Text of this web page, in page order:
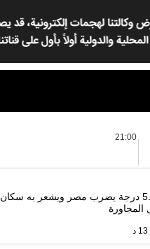
21:00
زلزال بقوة 5.6 درجة يضرب مصر ويشعر به سكان
المجاورة
13 د